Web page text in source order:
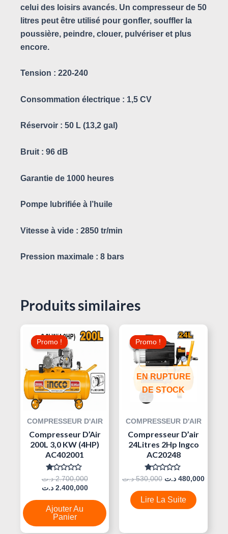
celui des loisirs avancés. Un compresseur de 50
litres peut être utilisé pour gonfler, souffler la
poussière, peindre, clouer, pulvériser et plus
encore.
Tension : 220-240
Consommation électrique : 1,5 CV
Réservoir : 50 L (13,2 gal)
Bruit : 96 dB
Garantie de 1000 heures
Pompe lubrifiée à l’huile
Vitesse à vide : 2850 tr/min
Pression maximale : 8 bars
Produits similaires
Promo !
Promo !
COMPRESSEUR D'AIR
Compresseur D’Air
200L 3,0 KW (4HP)
AC402001
Note
Sur
2.700,000 د.ت
Prix
2.700,000 د.ت.
2.400,000 د.ت
Prix
2.400,000 د.ت.
Ajouter Au
Panier
Promo !
EN RUPTURE
DE STOCK
Promo !
COMPRESSEUR D'AIR
Compresseur D’air
24Litres 2Hp Ingco
AC20248
Note
Sur
5
530,000 د.ت
Prix
Initial
Était :
480,000 د.ت
Le
Lire La Suite